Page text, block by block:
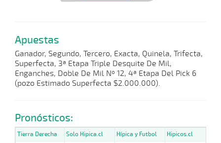
Apuestas
Ganador, Segundo, Tercero, Exacta, Quinela, Trifecta,
Superfecta, 3ª Etapa Triple Desquite De Mil,
Enganches, Doble De Mil Nº 12, 4ª Etapa Del Pick 6
(pozo Estimado Superfecta $2.000.000).
Pronósticos:
Tierra Derecha Solo Hipica.cl Hípica y Futbol Hipicos.cl